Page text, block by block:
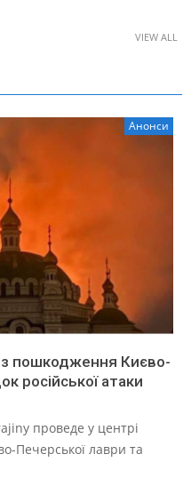
VIEW ALL
Анонси
пошкодження Києво-
російської атаки
проведе у центрі
Печерської лаври та